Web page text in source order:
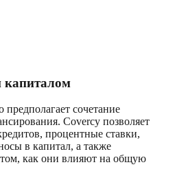
капиталом
сочетание
Covercy позволяет
процентные ставки,
в капитал, а также
том, как они влияют на общую